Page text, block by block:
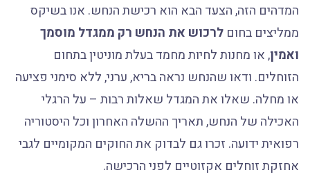
המדהים הזה, הצעד הבא הוא רכישת הנחש. אנו בשיקס
ממליצים בחוםלרכוש את הנחש רק ממגדל מוסמך
ואמין, או מחנות לחיות מחמד בעלת מוניטין בתחום
הזוחלים. ודאו שהנחש נראה בריא, ערני, ללא סימני פציעה
או מחלה. שאלו את המגדל שאלות רבות – על הרגלי
האכילה של הנחש, תאריך ההשלה האחרון וכל היסטוריה
רפואית ידועה. זכרו גם לבדוק את החוקים המקומיים לגבי
אחזקת זוחלים אקזוטיים לפני הרכישה.